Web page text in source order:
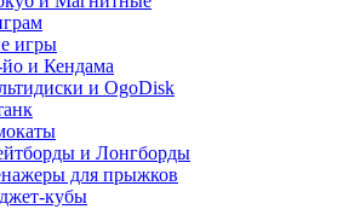
игры
и Кендама
и OgoDisk
и Лонгборды
для прыжков
кубы